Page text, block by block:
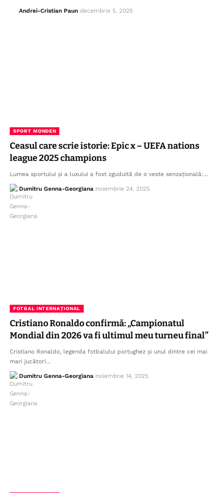
Andrei-Cristian Paun decembrie 5, 2025
SPORT MONDEN
Ceasul care scrie istorie: Epic x – UEFA nations
league 2025 champions
Lumea sportului și a luxului a fost zguduită de o veste senzațională:…
Dumitru Genna-Georgiana noiembrie 24, 2025
FOTBAL INTERNAȚIONAL
Cristiano Ronaldo confirmă: „Campionatul
Mondial din 2026 va fi ultimul meu turneu final”
Cristiano Ronaldo, legenda fotbalului portughez și unul dintre cei mai
mari jucători…
Dumitru Genna-Georgiana noiembrie 14, 2025